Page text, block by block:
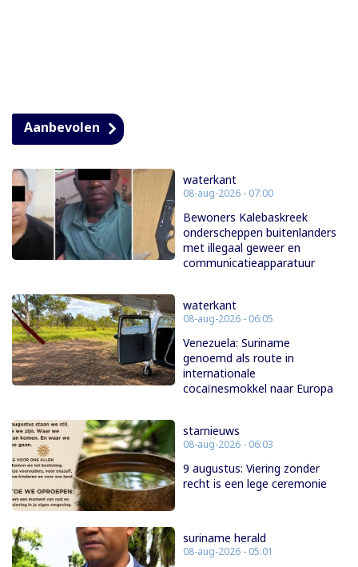
Aanbevolen
waterkant
08-aug-2026 - 07:00
Bewoners Kalebaskreek
onderscheppen buitenlanders
met illegaal geweer en
communicatieapparatuur
waterkant
08-aug-2026 - 06:05
Venezuela: Suriname
genoemd als route in
internationale
cocaïnesmokkel naar Europa
starnieuws
08-aug-2026 - 06:03
9 augustus: Viering zonder
recht is een lege ceremonie
suriname herald
08-aug-2026 - 05:01